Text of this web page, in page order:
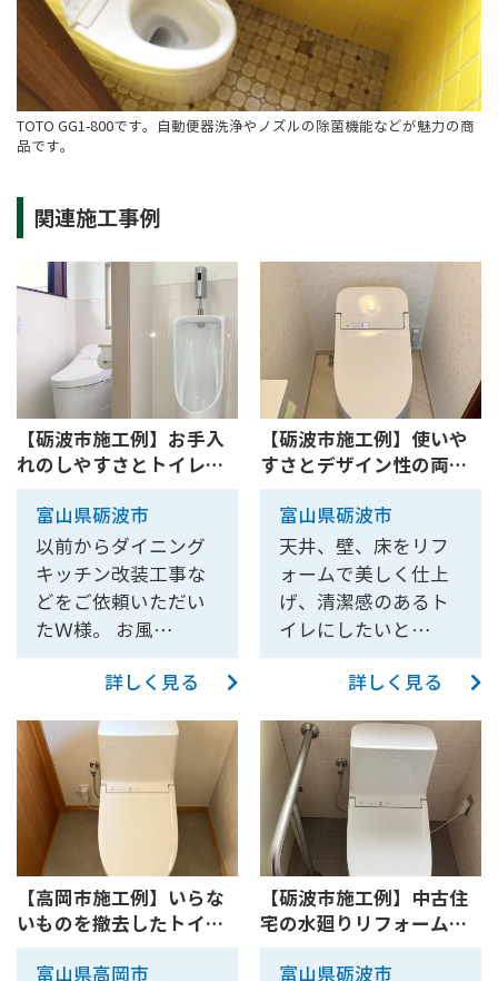
TOTO GG1-800です。自動便器洗浄やノズルの除菌機能などが魅力の商
品です。
関連施工事例
【砺波市施工例】お手入
れのしやすさとトイレ内
収納...
富山県砺波市
以前からダイニング
キッチン改装工事な
どをご依頼いただい
たＷ様。 お風…
詳しく見る
【砺波市施工例】使いや
すさとデザイン性の両
立！ま...
富山県砺波市
天井、壁、床をリフ
ォームで美しく仕上
げ、清潔感のあるト
イレにしたいと…
詳しく見る
【高岡市施工例】いらな
いものを撤去したトイレ
全体...
富山県高岡市
【砺波市施工例】中古住
宅の水廻りリフォーム～
トイ...
富山県砺波市